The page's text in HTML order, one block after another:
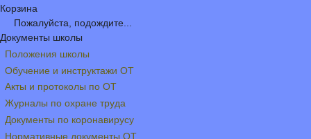
Корзина
Пожалуйста, подождите...
Документы школы
Положения школы
Обучение и инструктажи ОТ
Акты и протоколы по ОТ
Журналы по охране труда
Документы по коронавирусу
Нормативные документы ОТ